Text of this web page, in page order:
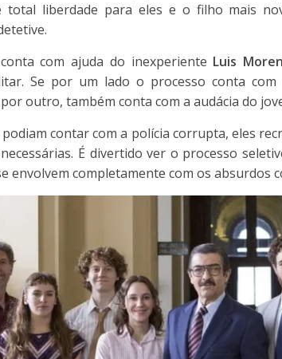
total liberdade para eles e o filho mais
com ajuda do inexperiente Luis
Se por um lado o processo conta
outro, também conta com a audácia do
contar com a polícia corrupta, eles
É divertido ver o processo
envolvem completamente com os absurdos